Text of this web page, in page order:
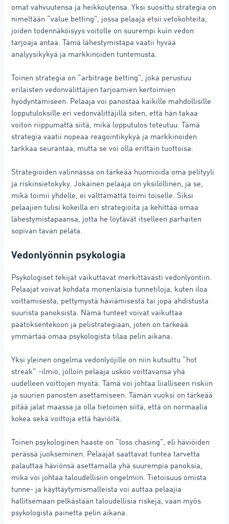
omat vahvuutensa ja heikkoutensa. Yksi suosittu strategia on
nimeltään “value betting”, jossa pelaaja etsii vetokohteita,
joiden todennäköisyys voitolle on suurempi kuin vedon
tarjoaja antaa. Tämä lähestymistapa vaatii hyvää
analyysikykyä ja markkinoiden tuntemusta.
Toinen strategia on “arbitrage betting”, joka perustuu
erilaisten vedonvälittäjien tarjoamien kertoimien
hyödyntämiseen. Pelaaja voi panostaa kaikille mahdollisille
lopputuloksille eri vedonvälittäjillä siten, että hän takaa
voiton riippumatta siitä, mikä lopputulos toteutuu. Tämä
strategia vaatii nopeaa reagointikykyä ja markkinoiden
tarkkaa seurantaa, mutta se voi olla erittäin tuottoisa.
Strategioiden valinnassa on tärkeää huomioida oma pelityyli
ja riskinsietokyky. Jokainen pelaaja on yksilöllinen, ja se,
mikä toimii yhdelle, ei välttämättä toimi toiselle. Siksi
pelaajien tulisi kokeilla eri strategioita ja kehittää omaa
lähestymistapaansa, jotta he löytävät itselleen parhaiten
sopivan tavan pelata.
Vedonlyönnin psykologia
Psykologiset tekijät vaikuttavat merkittävästi vedonlyöntiin.
Pelaajat voivat kohdata monenlaisia tunnetiloja, kuten iloa
voittamisesta, pettymystä häviämisestä tai jopa ahdistusta
suurista panoksista. Nämä tunteet voivat vaikuttaa
päätöksentekoon ja pelistrategiaan, joten on tärkeää
ymmärtää omaa psykologista tilaa pelin aikana.
Yksi yleinen ongelma vedonlyöjille on niin kutsuttu “hot
streak” -ilmiö, jolloin pelaaja uskoo voittavansa yhä
uudelleen voittojen myötä. Tämä voi johtaa liialliseen riskiin
ja suurien panosten asettamiseen. Tämän vuoksi on tärkeää
pitää jalat maassa ja olla tietoinen siitä, että on normaalia
kokea sekä voittoja että häviöitä.
Toinen psykologinen haaste on “loss chasing”, eli häviöiden
perässä juokseminen. Pelaajat saattavat tuntea tarvetta
palauttaa häviönsä asettamalla yhä suurempia panoksia,
mikä voi johtaa taloudellisiin ongelmiin. Tietoisuus omista
tunne- ja käyttäytymismalleista voi auttaa pelaajia
hallitsemaan pelkästään taloudellisia riskejä, vaan myös
psykologista painetta pelin aikana.